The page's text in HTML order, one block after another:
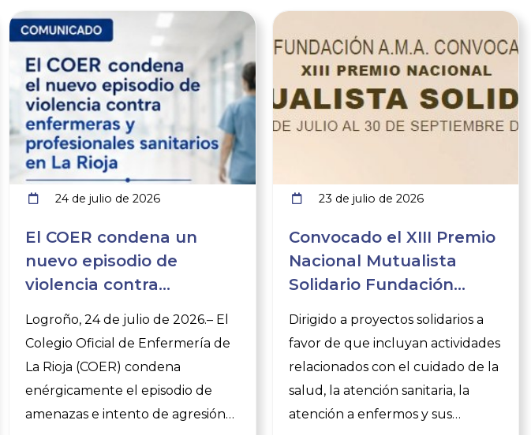
24 de julio de 2026
El COER condena un
nuevo episodio de
violencia contra
insiste en la importancia
de denunciar
Logroño, 24 de julio de 2026.– El
Colegio Oficial de Enfermería de
La Rioja (COER) condena
enérgicamente el episodio de
amenazas e intento de agresión
Ver noticia
23 de julio de 2026
Convocado el XIII Premio
Nacional Mutualista
Solidario Fundación
Dirigido a proyectos solidarios a
favor de que incluyan actividades
relacionados con el cuidado de la
salud, la atención sanitaria, la
atención a enfermos y sus
Ver noticia